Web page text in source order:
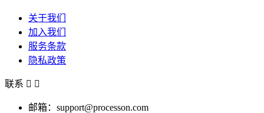
关于我们
加入我们
服务条款
隐私政策
联系  
邮箱：support@processon.com